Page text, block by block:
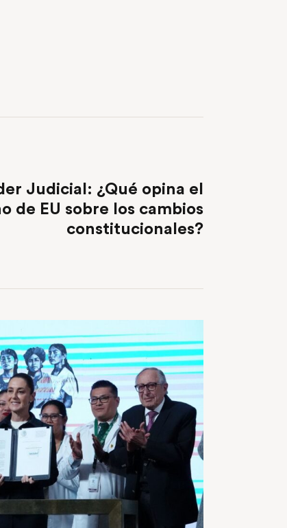
Judicial: ¿Qué opina el
de EU sobre los cambios
constitucionales?